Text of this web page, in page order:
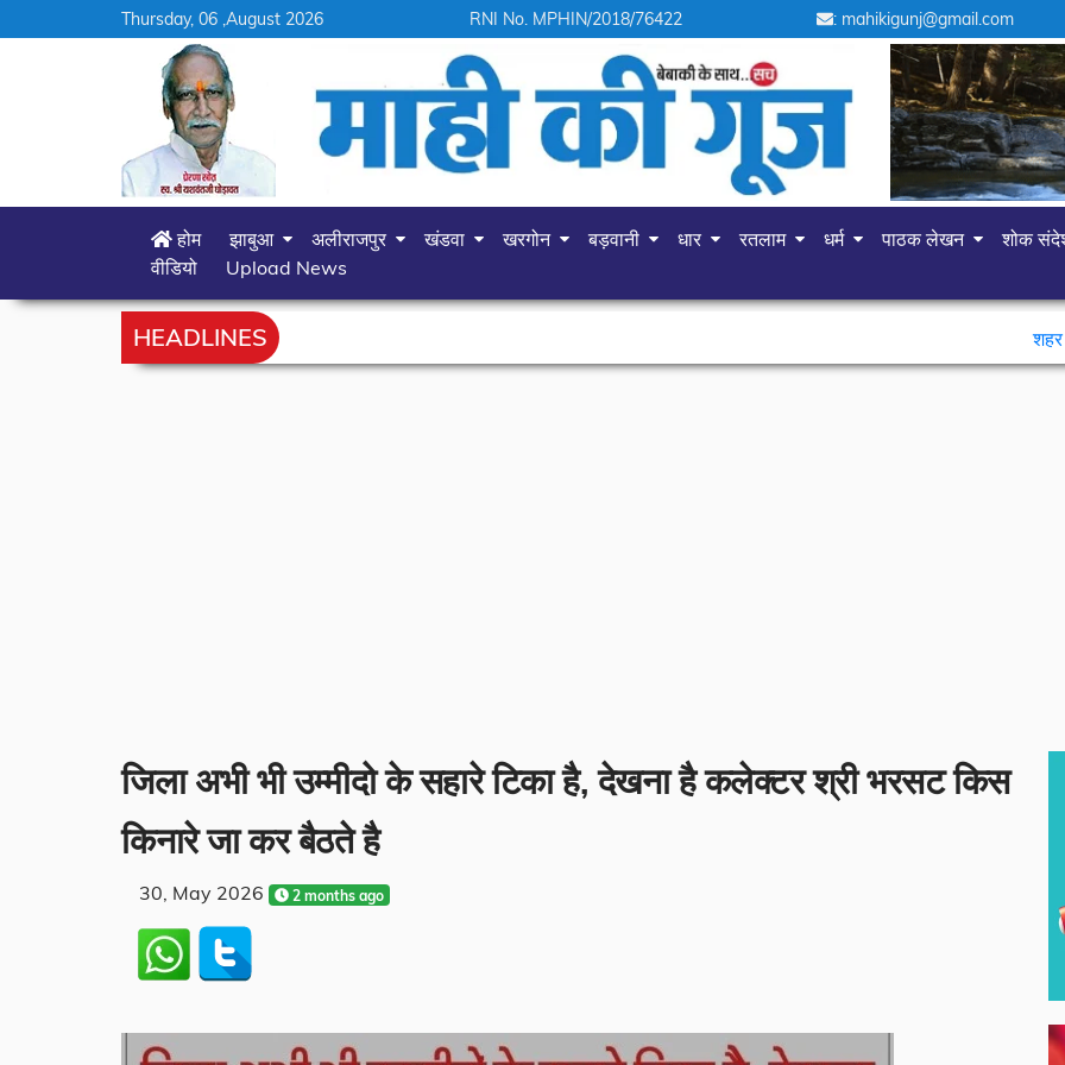
Thursday, 06 ,August 2026 RNI No. MPHIN/2018/76422 : mahikigunj@gmail.com
होम झाबुआ अलीराजपुर खंडवा खरगोन बड़वानी धार रतलाम धर्म पाठक लेखन शोक
वीडियो
Upload News
HEADLINES शहर में चोरों का
जिला अभी भी उम्मीदो के सहारे टिका है, देखना है कलेक्टर श्री भरसट किस
किनारे जा कर बैठते है
30, May 2026 2 months ago